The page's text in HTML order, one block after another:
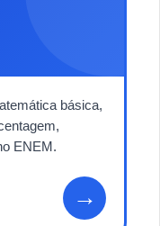
básica,
ENEM.
→